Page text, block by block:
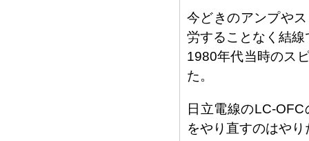
今どきのアンプや
労することなく結線
1980年代当時のス
た。
日立電線のLC-
をやり直すのはや